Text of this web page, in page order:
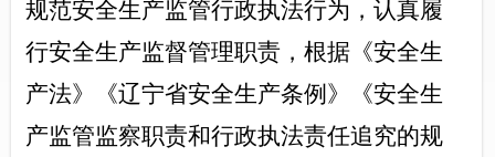
规范安全生产监管行政执法行为，认真履
行安全生产监督管理职责，根据《安全生
产法》《辽宁省安全生产条例》《安全生
产监管监察职责和行政执法责任追究的规